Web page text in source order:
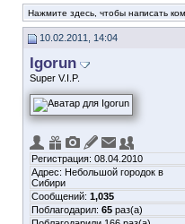
Нажмите здесь, чтобы написать
10.02.2011, 14:04
Igorun
Super V.I.P.
Регистрация: 08.04.2010
Адрес: Небольшой городок в
Сибири
Сообщений: 1,035
Поблагодарил: 65 раз(а)